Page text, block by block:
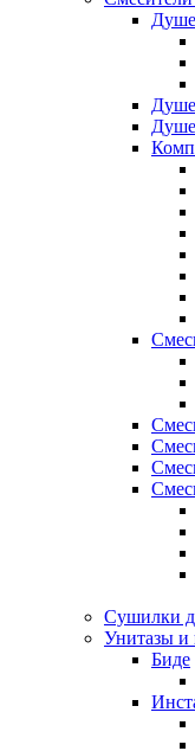
Сушилки
Унитазы и
Биде